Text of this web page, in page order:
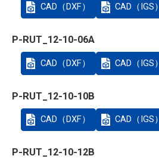
CAD（DXF） CAD（IGS）
P-RUT_12-10-06A
CAD（DXF） CAD（IGS）
P-RUT_12-10-10B
CAD（DXF） CAD（IGS）
P-RUT_12-10-12B